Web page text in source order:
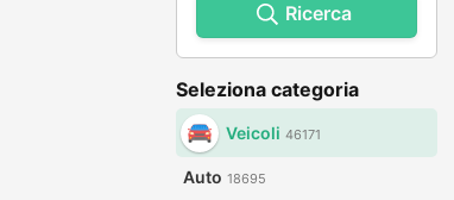
Ricerca
Seleziona categoria
Veicoli 46171
Auto 18695